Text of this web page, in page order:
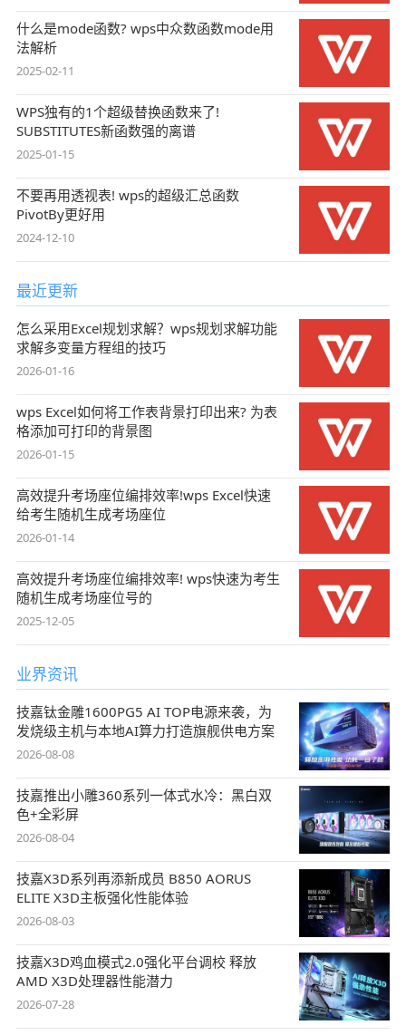
什么是mode函数? wps中众数函数mode用
法解析
2025-02-11
WPS独有的1个超级替换函数来了!
SUBSTITUTES新函数强的离谱
2025-01-15
不要再用透视表! wps的超级汇总函数
PivotBy更好用
2024-12-10
最近更新
怎么采用Excel规划求解？wps规划求解功能
求解多变量方程组的技巧
2026-01-16
wps Excel如何将工作表背景打印出来? 为表
格添加可打印的背景图
2026-01-15
高效提升考场座位编排效率!wps Excel快速
给考生随机生成考场座位
2026-01-14
高效提升考场座位编排效率! wps快速为考生
随机生成考场座位号的
2025-12-05
业界资讯
技嘉钛金雕1600PG5 AI TOP电源来袭，为
发烧级主机与本地AI算力打造旗舰供电方案
2026-08-08
技嘉推出小雕360系列一体式水冷：黑白双
色+全彩屏
2026-08-04
技嘉X3D系列再添新成员 B850 AORUS
ELITE X3D主板强化性能体验
2026-08-03
技嘉X3D鸡血模式2.0强化平台调校 释放
AMD X3D处理器性能潜力
2026-07-28